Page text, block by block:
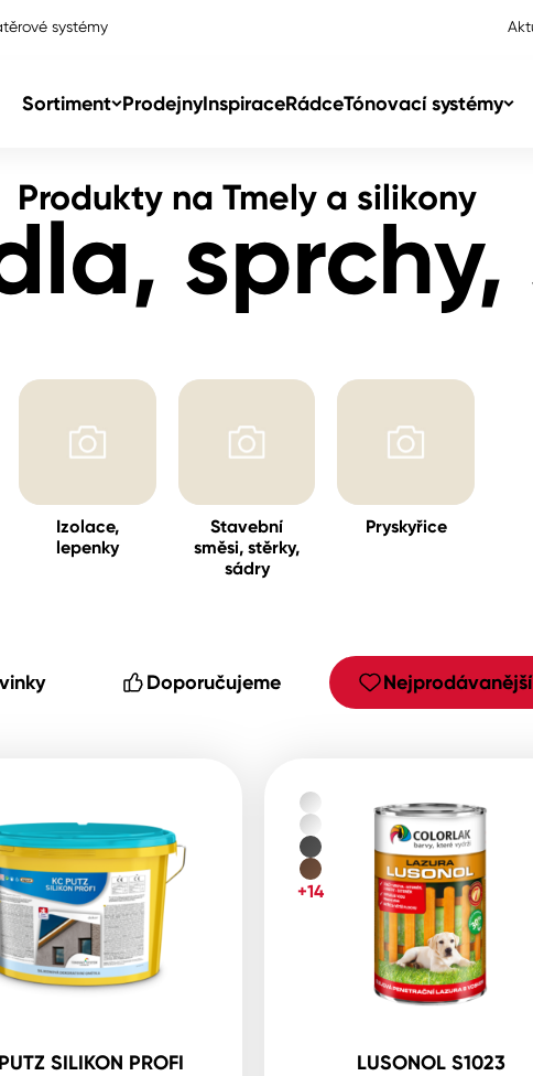
systémy
Sortiment ProdejnyInspiraceRádceTónovací systémy
Colorlak
Produkty na Tmely a silikony
Izolace,
lepenky
Stavební
směsi, stěrky,
sádry
Pryskyřice
Doporučujeme Nejprodávanější
SILIKON PROFI LUSONOL S1023
+14